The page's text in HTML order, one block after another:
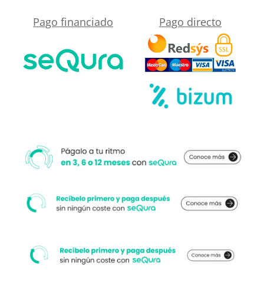
WABIPago financiado Pago directo